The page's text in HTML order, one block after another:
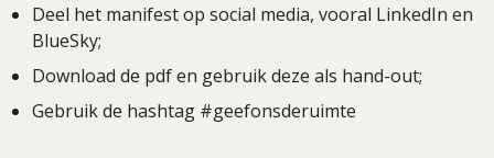
Deel het manifest op social media, vooral LinkedIn en
BlueSky;
Download de pdf en gebruik deze als hand-out;
Gebruik de hashtag #geefonsderuimte